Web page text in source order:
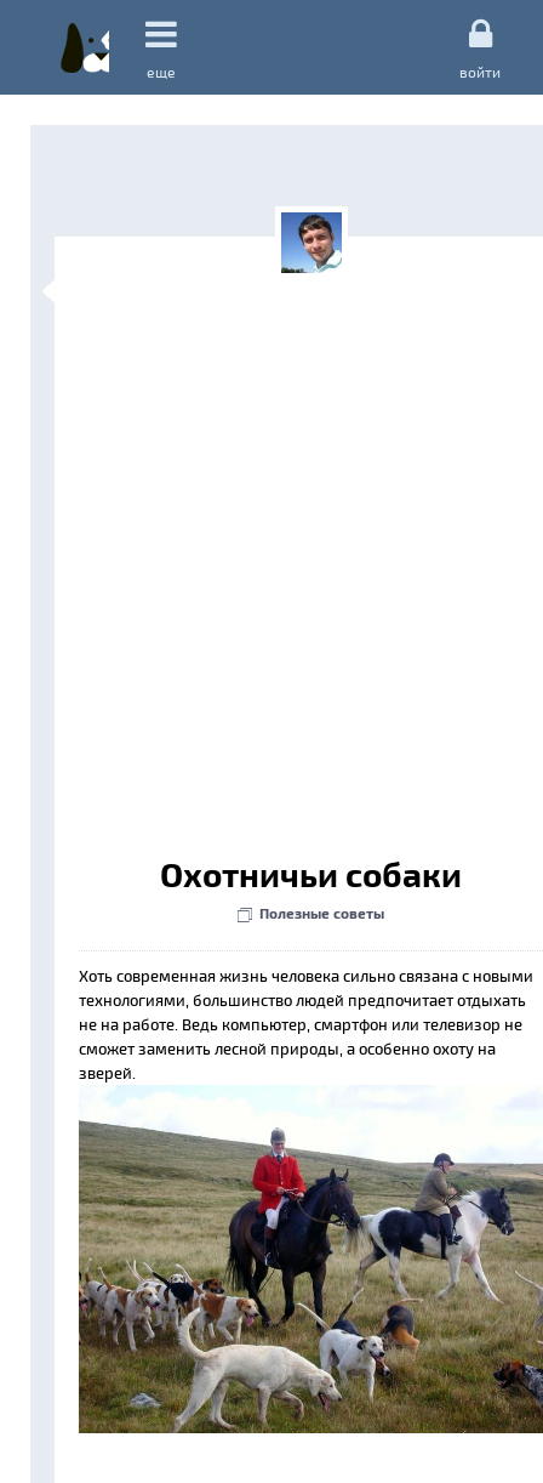
еще войти
Охотничьи собаки
Полезные советы
Хоть современная жизнь человека сильно связана с новыми
технологиями, большинство людей предпочитает отдыхать
не на работе. Ведь компьютер, смартфон или телевизор не
сможет заменить лесной природы, а особенно охоту на
зверей.